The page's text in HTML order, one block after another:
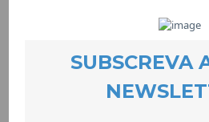
Desenvolve-se em projectos
rua, na comunidade e na natureza.
conteúdos disciplinares fora da sala
desenvolver o gosto pela